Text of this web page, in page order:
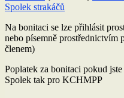
Spolek strakáčů
Na bonitaci se lze přihlásit
nebo písemně prostřednictvím
členem)
Poplatek za bonitaci pokud
Spolek tak pro KCHMPP